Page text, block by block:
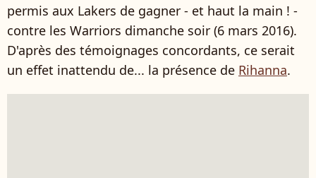
permis aux Lakers de gagner - et haut la main ! -
contre les Warriors dimanche soir (6 mars 2016).
D'après des témoignages concordants, ce serait
un effet inattendu de... la présence de Rihanna.